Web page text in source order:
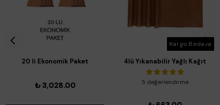
20 li Ekonomik Paket
₺ 3,028.00
Kargo Bedava
4lü Yıkanabilir Yağlı Kağıt
5 değerlendirme